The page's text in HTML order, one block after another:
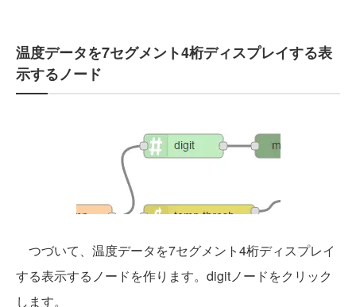
温度データを7セグメント4桁ディスプレイする表
示するノード
つづいて、温度データを7セグメント4桁ディスプレイ
する表示するノードを作ります。digitノードをクリック
します。